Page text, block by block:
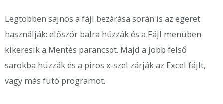
Legtöbben sajnos a fájl bezárása során is az egeret
használják: először balra húzzák és a Fájl menüben
kikeresik a Mentés parancsot. Majd a jobb felső
sarokba húzzák és a piros x-szel zárják az Excel fájlt,
vagy más futó programot.